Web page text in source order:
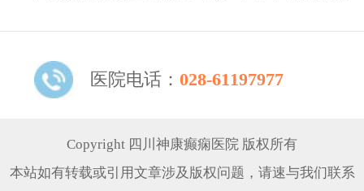
医院电话： 028-61197977
Copyright 四川神康癫痫医院 版权所有
本站如有转载或引用文章涉及版权问题，请速与我们联系